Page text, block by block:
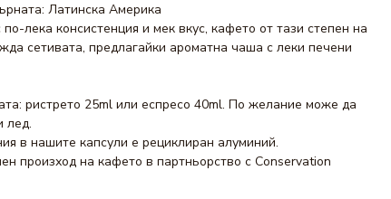
Латинска Америка
лека консистенция и мек вкус, кафето от тази степен на
сетивата, предлагайки ароматна чаша с леки печени
ристрето 25ml или еспресо 40ml. По желание може да
лед.
в нашите капсули е рециклиран алуминий.
произход на кафето в партньорство с Conservation